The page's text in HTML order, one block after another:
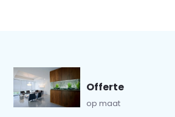
Offerte
op maat